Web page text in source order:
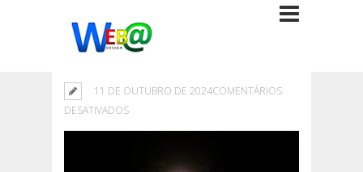
11 DE OUTUBRO DE 2024COMENTÁRIOS
DESATIVADOSEM